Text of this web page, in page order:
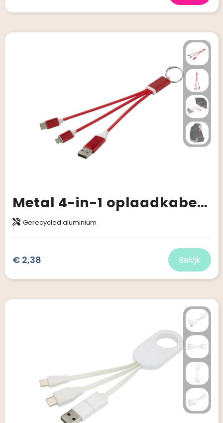
Metal 4-in-1 oplaadkabel van gerecycled aluminium met sleutelhanger
Gerecycled aluminium
€ 2,38 Bekijk